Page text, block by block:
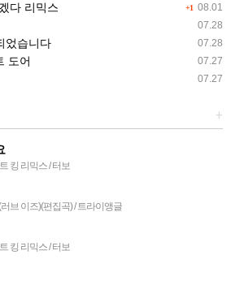
+1 08.01
다 리믹스
07.28
07.28
었습니다
07.27
도어
07.27
+
킹 리믹스 / 터보
러브 이즈)(편집곡) / 트라이앵글
킹 리믹스 / 터보